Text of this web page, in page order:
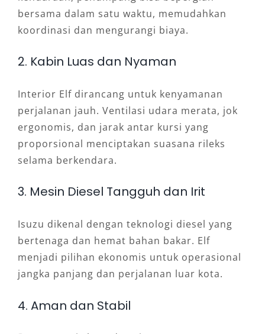
bersama dalam satu waktu, memudahkan
koordinasi dan mengurangi biaya.
2. Kabin Luas dan Nyaman
Interior Elf dirancang untuk kenyamanan
perjalanan jauh. Ventilasi udara merata, jok
ergonomis, dan jarak antar kursi yang
proporsional menciptakan suasana rileks
selama berkendara.
3. Mesin Diesel Tangguh dan Irit
Isuzu dikenal dengan teknologi diesel yang
bertenaga dan hemat bahan bakar. Elf
menjadi pilihan ekonomis untuk operasional
jangka panjang dan perjalanan luar kota.
4. Aman dan Stabil